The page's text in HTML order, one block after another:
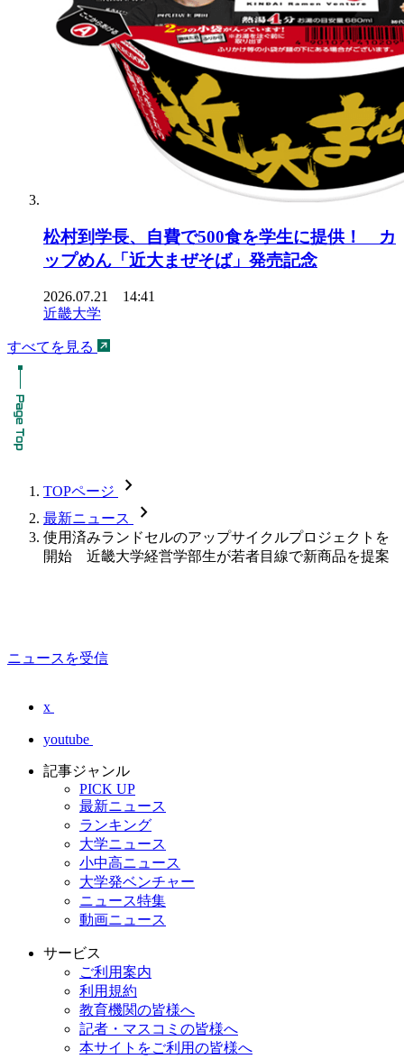
松村到学長、自費で500食を学生に提供！ カ
ップめん「近大まぜそば」発売記念
2026.07.21 14:41
近畿大学
すべてを見る
TOPページ chevron_forward
最新ニュース chevron_forward
使用済みランドセルのアップサイクルプロジェクトを
開始 近畿大学経営学部生が若者目線で新商品を提案
ニュースを受信
x
youtube
記事ジャンル
PICK UP
最新ニュース
ランキング
大学ニュース
小中高ニュース
大学発ベンチャー
ニュース特集
動画ニュース
サービス
ご利用案内
利用規約
教育機関の皆様へ
記者・マスコミの皆様へ
本サイトをご利用の皆様へ